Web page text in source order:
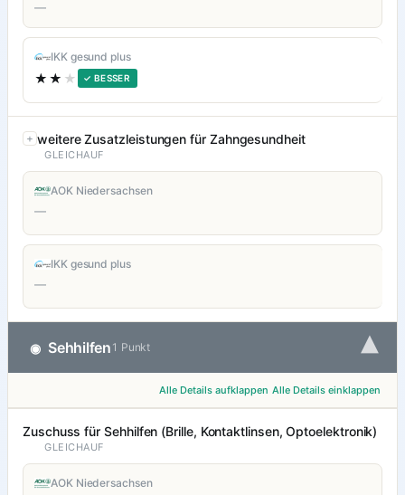
—
IKK gesund plus
★★ ★ ✓ BESSER
weitere Zusatzleistungen für Zahngesundheit
GLEICHAUF
AOK Niedersachsen
—
IKK gesund plus
—
◉ Sehhilfen 1 Punkt ▾
Alle Details aufklappen Alle Details einklappen
Zuschuss für Sehhilfen (Brille, Kontaktlinsen, Optoelektronik)
GLEICHAUF
AOK Niedersachsen